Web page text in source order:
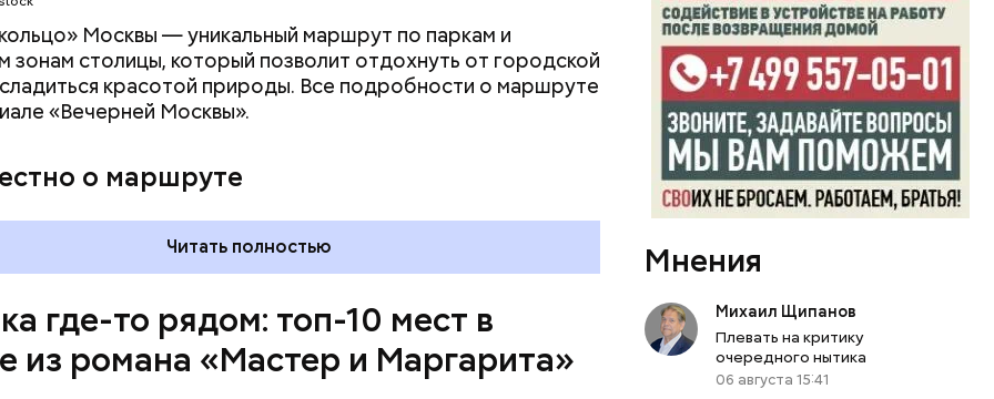
Москвы — уникальный маршрут по паркам и
зонам столицы, который позволит отдохнуть от городской
красотой природы. Все подробности о маршруте
«Вечерней Москвы».
о маршруте
Читать полностью
где-то рядом: топ-10 мест в
из романа «Мастер и Маргарита»
квартира на Большой Садовой стала Музеем
В ней воссоздана атмосфера жизни и быта начала ХХ века с
вещей, которые имеют отношение к роману.
вождя советского народа Владимира Ильича Ленина. Он
самом центре Красной площади. Более того, мавзолей
Мнения
Михаил Щипанов
Плевать на критику
очередного нытика
06 августа 15:41